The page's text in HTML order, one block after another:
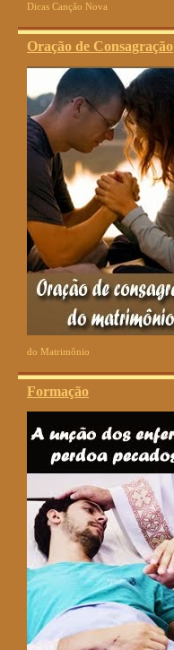
Dicas Canção Nova
Oração de Consagração
do Matrimônio
Formação